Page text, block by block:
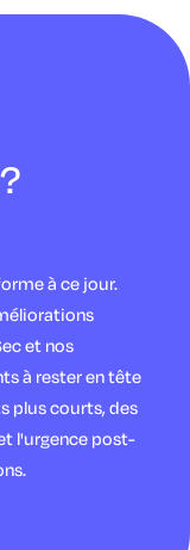
à ce jour.
et nos
à rester en tête
plus courts, des
l'urgence post-